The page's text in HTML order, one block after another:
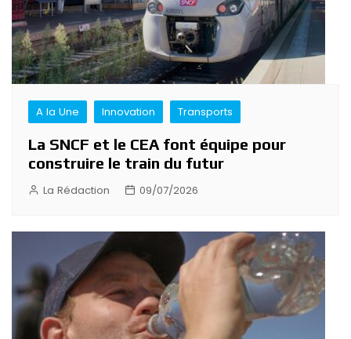
A la Une Innovation Transports
La SNCF et le CEA font équipe pour
construire le train du futur
La Rédaction 09/07/2026